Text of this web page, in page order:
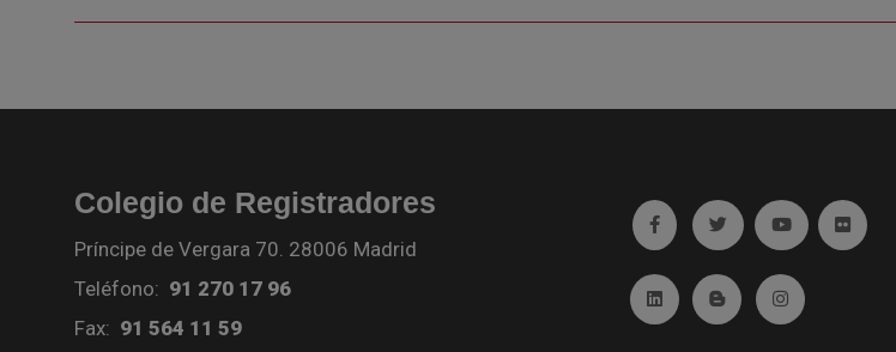
Colegio de Registradores
Príncipe de Vergara 70. 28006 Madrid
Teléfono: 91 270 17 96
Fax: 91 564 11 59
Ir a facebook (abre en ventana
Ir a twitter (abre en
Ir a YouTube
Ir a
Ir a Linkedin (abre en ventana
Ir al Blog (abre en
Ir a